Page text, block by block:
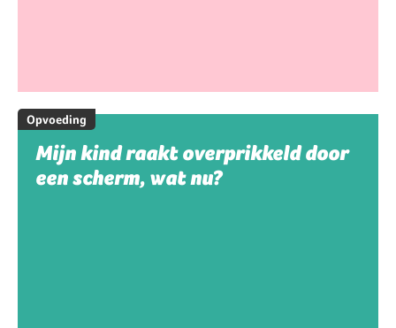
Opvoeding
Mijn kind raakt overprikkeld door
een scherm, wat nu?